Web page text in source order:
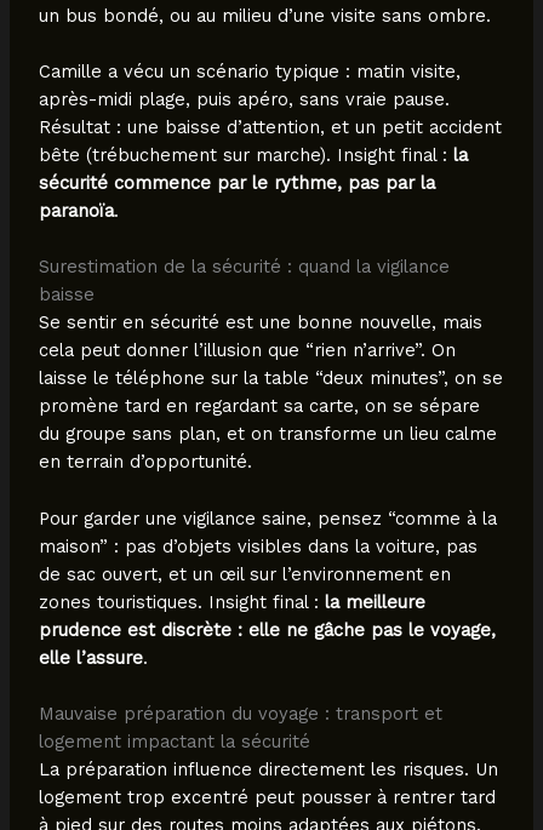
un bus bondé, ou au milieu d’une visite sans ombre.
Camille a vécu un scénario typique : matin visite,
après-midi plage, puis apéro, sans vraie pause.
Résultat : une baisse d’attention, et un petit accident
bête (trébuchement sur marche). Insight final : la
sécurité commence par le rythme, pas par la
paranoïa.
Surestimation de la sécurité : quand la vigilance
baisse
Se sentir en sécurité est une bonne nouvelle, mais
cela peut donner l’illusion que “rien n’arrive”. On
laisse le téléphone sur la table “deux minutes”, on se
promène tard en regardant sa carte, on se sépare
du groupe sans plan, et on transforme un lieu calme
en terrain d’opportunité.
Pour garder une vigilance saine, pensez “comme à la
maison” : pas d’objets visibles dans la voiture, pas
de sac ouvert, et un œil sur l’environnement en
zones touristiques. Insight final : la meilleure
prudence est discrète : elle ne gâche pas le voyage,
elle l’assure.
Mauvaise préparation du voyage : transport et
logement impactant la sécurité
La préparation influence directement les risques. Un
logement trop excentré peut pousser à rentrer tard
à pied sur des routes moins adaptées aux piétons.